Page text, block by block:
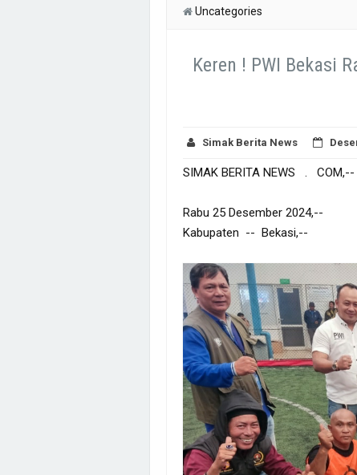
Uncategories
Keren ! PWI Bekasi
Simak Berita News
SIMAK BERITA NEWS . COM,--
Rabu 25 Desember 2024,--
Kabupaten -- Bekasi,--